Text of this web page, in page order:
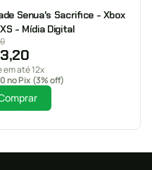
Senua's Sacrifice - Xbox
- Mídia Digital
em até 12x
no Pix (3% off)